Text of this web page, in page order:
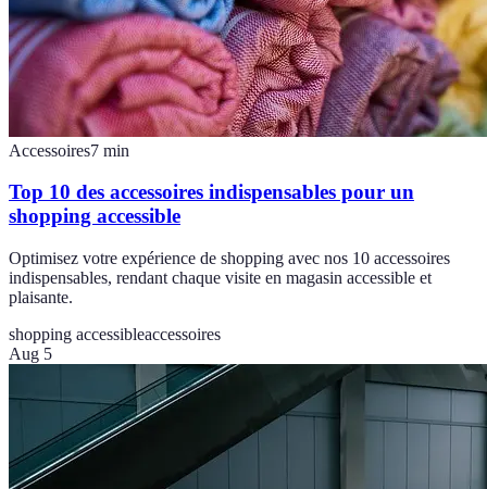
Accessoires7 min
Top 10 des accessoires indispensables pour un
shopping accessible
Optimisez votre expérience de shopping avec nos 10 accessoires
indispensables, rendant chaque visite en magasin accessible et
plaisante.
shopping accessibleaccessoires
Aug 5